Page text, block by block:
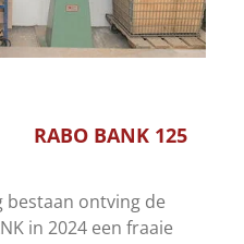
RABO BANK 125
bestaan ontving de
in 2024 een fraaie